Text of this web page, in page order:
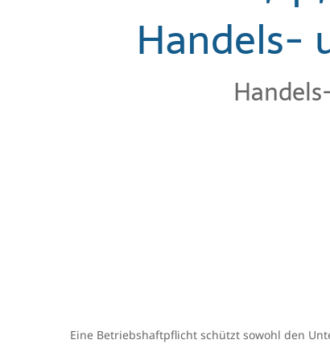
Handels-
Eine Betriebshaftpflicht schützt sowohl den